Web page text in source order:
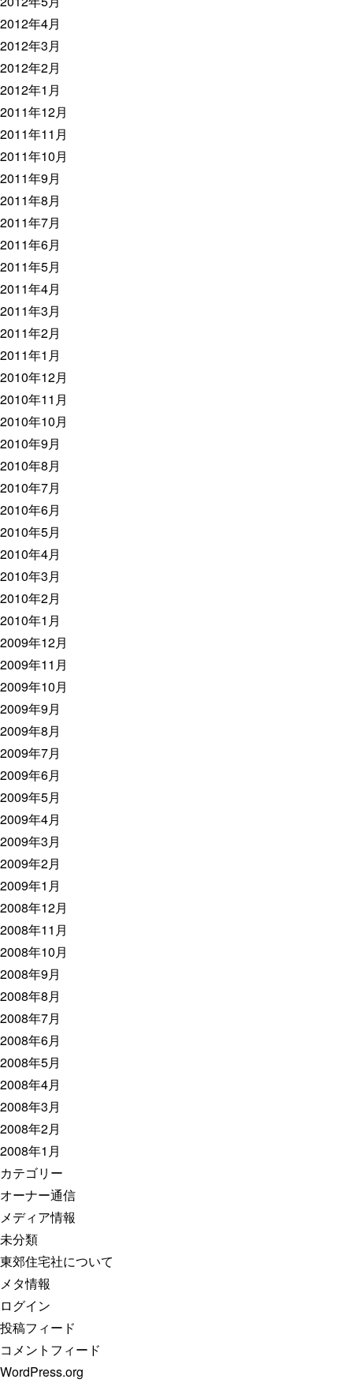
2012年4月
2012年3月
2012年2月
2012年1月
2011年12月
2011年11月
2011年10月
2011年9月
2011年8月
2011年7月
2011年6月
2011年5月
2011年4月
2011年3月
2011年2月
2011年1月
2010年12月
2010年11月
2010年10月
2010年9月
2010年8月
2010年7月
2010年6月
2010年5月
2010年4月
2010年3月
2010年2月
2010年1月
2009年12月
2009年11月
2009年10月
2009年9月
2009年8月
2009年7月
2009年6月
2009年5月
2009年4月
2009年3月
2009年2月
2009年1月
2008年12月
2008年11月
2008年10月
2008年9月
2008年8月
2008年7月
2008年6月
2008年5月
2008年4月
2008年3月
2008年2月
2008年1月
カテゴリー
オーナー通信
メディア情報
未分類
東郊住宅社について
メタ情報
ログイン
投稿フィード
コメントフィード
WordPress.org